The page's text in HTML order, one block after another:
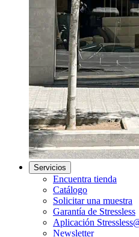
Servicios
Encuentra tienda
Catálogo
Solicitar una muestra
Garantía de Stressless
Aplicación
Newsletter